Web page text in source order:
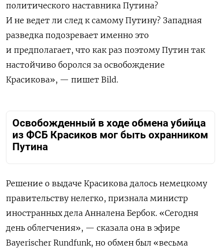
политического наставника Путина?
И не ведет ли след к самому Путину? Западная
разведка подозревает именно это
и предполагает, что как раз поэтому Путин так
настойчиво боролся за освобождение
Красикова», — пишет Bild.
Освобожденный в ходе обмена убийца
из ФСБ Красиков мог быть охранником
Путина
Решение о выдаче Красикова далось немецкому
правительству нелегко, признала министр
иностранных дела Анналена Бербок. «Сегодня
день облегчения», — сказала она в эфире
Bayerischer Rundfunk, но обмен был «весьма